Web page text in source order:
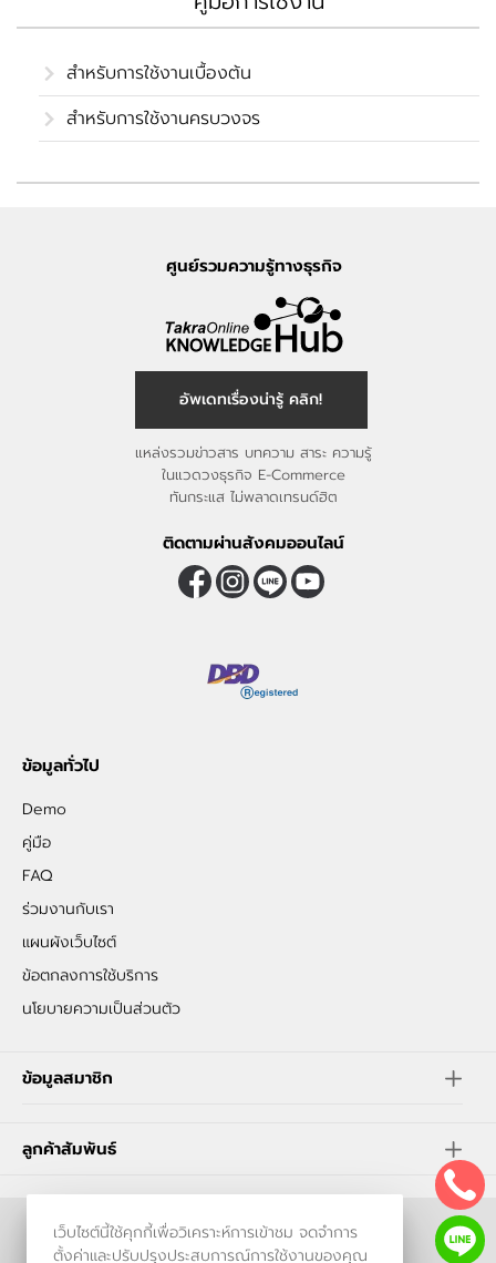
สำหรับการใช้งานเบื้องต้น
สำหรับการใช้งานครบวงจร
ศูนย์รวมความรู้ทางธุรกิจ
อัพเดทเรื่องน่ารู้ คลิก!
แหล่งรวมข่าวสาร บทความ สาระ ความรู้
ในแวดวงธุรกิจ E-Commerce
ทันกระแส ไม่พลาดเทรนด์ฮิต
ติดตามผ่านสังคมออนไลน์
ข้อมูลทั่วไป
Demo
คู่มือ
FAQ
ร่วมงานกับเรา
แผนผังเว็บไซต์
ข้อตกลงการใช้บริการ
นโยบายความเป็นส่วนตัว
ข้อมูลสมาชิก
ลูกค้าสัมพันธ์
ร้านค้าออนไลน์
เว็บไซต์นี้ใช้คุกกี้เพื่อวิเคราะห์การเข้าชม จดจำการ
ตั้งค่าและปรับปรุงประสบการณ์การใช้งานของคุณ